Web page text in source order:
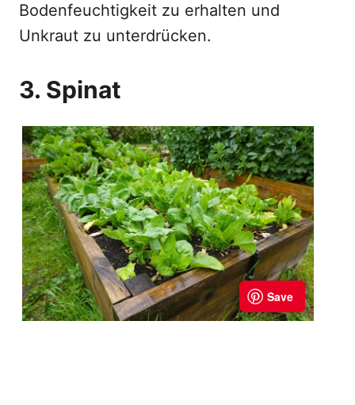
Bodenfeuchtigkeit zu erhalten und
Unkraut zu unterdrücken.
3. Spinat